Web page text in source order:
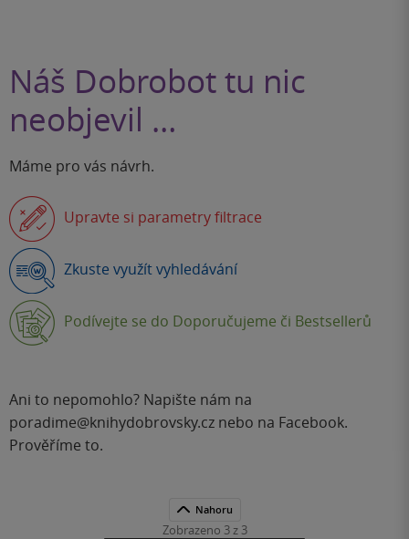
Náš Dobrobot tu nic
neobjevil …
Máme pro vás návrh.
Upravte si parametry filtrace
Zkuste využít vyhledávání
Podívejte se do Doporučujeme či Bestsellerů
Ani to nepomohlo? Napište nám na
poradime@knihydobrovsky.cz nebo na Facebook.
Prověříme to.
Nahoru
Zobrazeno 3 z 3